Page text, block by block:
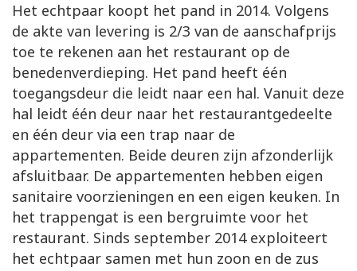
Het echtpaar koopt het pand in 2014. Volgens
de akte van levering is 2/3 van de aanschafprijs
toe te rekenen aan het restaurant op de
benedenverdieping. Het pand heeft één
toegangsdeur die leidt naar een hal. Vanuit deze
hal leidt één deur naar het restaurantgedeelte
en één deur via een trap naar de
appartementen. Beide deuren zijn afzonderlijk
afsluitbaar. De appartementen hebben eigen
sanitaire voorzieningen en een eigen keuken. In
het trappengat is een bergruimte voor het
restaurant. Sinds september 2014 exploiteert
het echtpaar samen met hun zoon en de zus